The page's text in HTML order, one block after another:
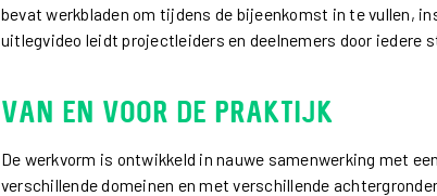
bevat werkbladen om tijdens de bijeenkomst in te vullen,
uitlegvideo leidt projectleiders en deelnemers door iedere
Van en voor de praktijk
De werkvorm is ontwikkeld in nauwe samenwerking met
verschillende domeinen en met verschillende